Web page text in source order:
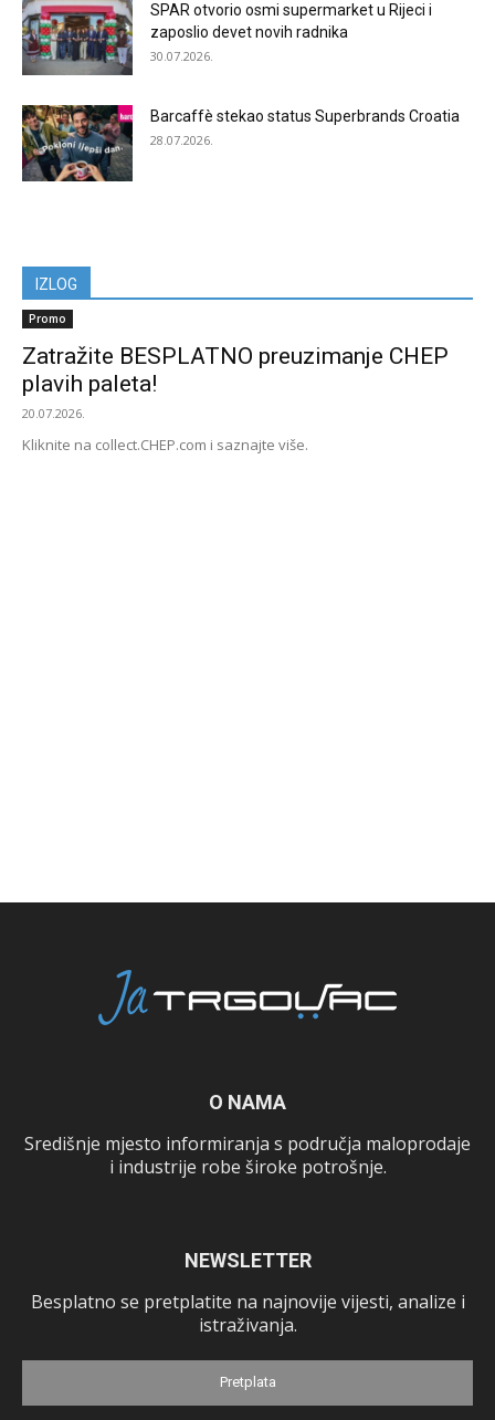
SPAR otvorio osmi supermarket u Rijeci i
zaposlio devet novih radnika
30.07.2026.
Barcaffè stekao status Superbrands Croatia
28.07.2026.
IZLOG
Promo
Zatražite BESPLATNO preuzimanje CHEP
plavih paleta!
20.07.2026.
Kliknite na collect.CHEP.com i saznajte više.
O NAMA
Središnje mjesto informiranja s područja maloprodaje
i industrije robe široke potrošnje.
NEWSLETTER
Besplatno se pretplatite na najnovije vijesti, analize i
istraživanja.
Pretplata